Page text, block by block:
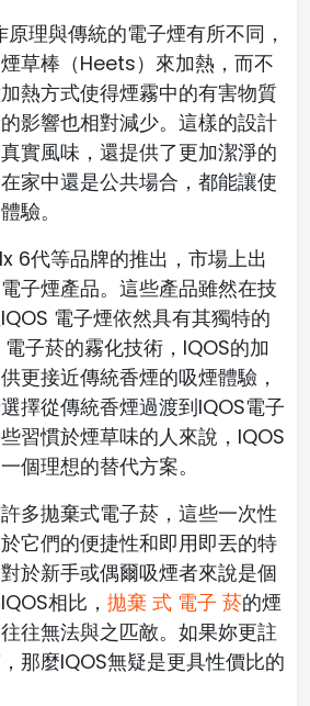
理與傳統的電子煙有所不同，
草棒（Heets）來加熱，而不
熱方式使得煙霧中的有害物質
影響也相對減少。這樣的設計
實風味，還提供了更加潔淨的
家中還是公共場合，都能讓使
驗。
6代等品牌的推出，市場上出
子煙產品。這些產品雖然在技
電子煙依然具有其獨特的
子菸的霧化技術，IQOS的加
更接近傳統香煙的吸煙體驗，
擇從傳統香煙過渡到IQOS電子
習慣於煙草味的人來說，IQOS
個理想的替代方案。
多拋棄式電子菸，這些一次性
它們的便捷性和即用即丟的特
於新手或偶爾吸煙者來說是個
相比， 拋棄 式 電子 菸的煙
往無法與之匹敵。如果妳更註
那麼IQOS無疑是更具性價比的